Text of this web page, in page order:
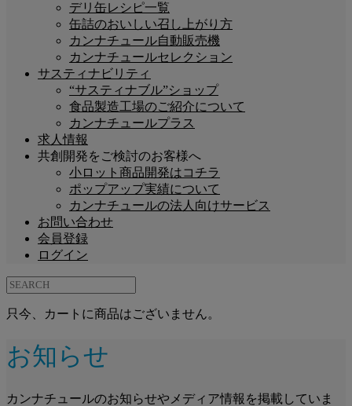
デリ缶レシピ一覧
缶詰のおいしい召し上がり方
カンナチュール自動販売機
カンナチュールセレクション
サスティナビリティ
“サスティナブル”ショップ
食品製造工場のご紹介について
カンナチュールプラス
求人情報
共創開発をご検討のお客様へ
小ロット商品開発はコチラ
ポップアップ実績について
カンナチュールの法人向けサービス
お問い合わせ
会員登録
ログイン
只今、カートに商品はございません。
お知らせ
カンナチュールのお知らせやメディア情報を掲載していま